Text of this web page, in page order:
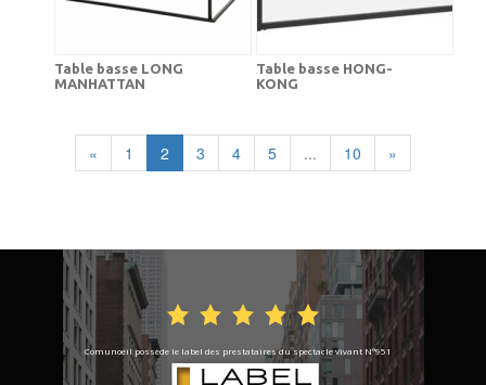
Table basse LONG
MANHATTAN
Table basse HONG-
KONG
« 1 2 3 4 5 ... 10 »
Comunoeil possède le label des prestataires du spectacle vivant N°951